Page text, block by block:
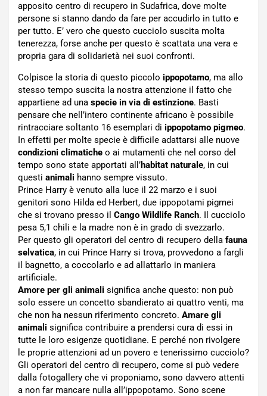
apposito centro di recupero in Sudafrica, dove molte
persone si stanno dando da fare per accudirlo in tutto e
per tutto. E’ vero che questo cucciolo suscita molta
tenerezza, forse anche per questo è scattata una vera e
propria gara di solidarietà nei suoi confronti.
Colpisce la storia di questo piccolo ippopotamo, ma allo
stesso tempo suscita la nostra attenzione il fatto che
appartiene ad una specie in via di estinzione. Basti
pensare che nell’intero continente africano è possibile
rintracciare soltanto 16 esemplari di ippopotamo pigmeo.
In effetti per molte specie è difficile adattarsi alle nuove
condizioni climatiche o ai mutamenti che nel corso del
tempo sono state apportati all’habitat naturale, in cui
questi animali hanno sempre vissuto.
Prince Harry è venuto alla luce il 22 marzo e i suoi
genitori sono Hilda ed Herbert, due ippopotami pigmei
che si trovano presso il Cango Wildlife Ranch. Il cucciolo
pesa 5,1 chili e la madre non è in grado di svezzarlo.
Per questo gli operatori del centro di recupero della fauna
selvatica, in cui Prince Harry si trova, provvedono a fargli
il bagnetto, a coccolarlo e ad allattarlo in maniera
artificiale.
Amore per gli animali significa anche questo: non può
solo essere un concetto sbandierato ai quattro venti, ma
che non ha nessun riferimento concreto. Amare gli
animali significa contribuire a prendersi cura di essi in
tutte le loro esigenze quotidiane. E perché non rivolgere
le proprie attenzioni ad un povero e tenerissimo cucciolo?
Gli operatori del centro di recupero, come si può vedere
dalla fotogallery che vi proponiamo, sono davvero attenti
a non far mancare nulla all’ippopotamo. Sono scene